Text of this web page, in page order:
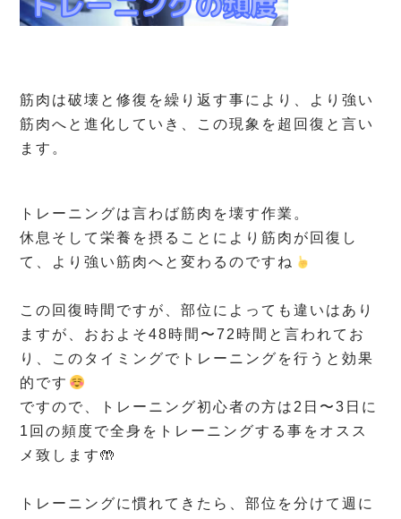
筋肉は破壊と修復を繰り返す事により、より強い
筋肉へと進化していき、この現象を超回復と言い
ます。
トレーニングは言わば筋肉を壊す作業。
休息そして栄養を摂ることにより筋肉が回復し
て、より強い筋肉へと変わるのですね
この回復時間ですが、部位によっても違いはあり
ますが、おおよそ48時間〜72時間と言われてお
り、このタイミングでトレーニングを行うと効果
的です
ですので、トレーニング初心者の方は2日〜3日に
1回の頻度で全身をトレーニングする事をオスス
メ致します🤲
トレーニングに慣れてきたら、部位を分けて週に